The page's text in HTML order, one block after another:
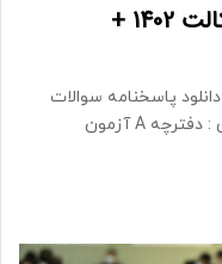
دانلود دفترچه سوالات آزمون وکالت 1402 +
دانلود دفترچه سوالات آزمون وکالت 1402 دانلود پاسخنامه سوالات
آزمون وکالت 1402 کانون وکلای دادگستری : دفترچه A آزمون